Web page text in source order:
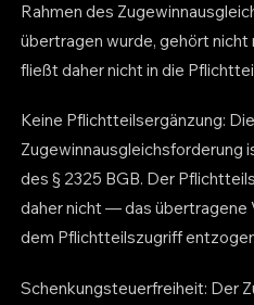
Rahmen des
übertragen wurde, gehört nicht
fließt daher nicht in die
Keine Pflichtteilsergänzung: Die
Zugewinnausgleichsforderung
des § 2325 BGB. Der
daher nicht — das
dem Pflichtteilszugriff
Schenkungsteuerfreiheit: Der